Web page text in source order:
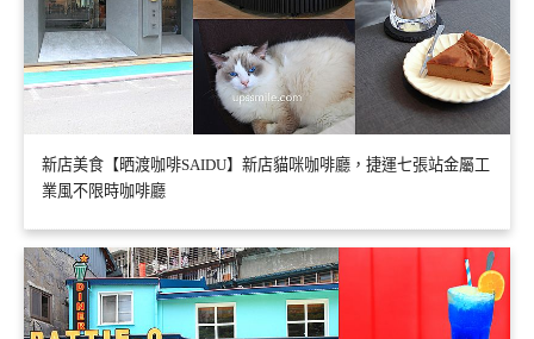
新店美食【晒渡咖啡SAIDU】新店貓咪咖啡廳，捷運七張站金屬工
業風不限時咖啡廳